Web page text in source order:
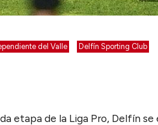
del Valle Delfín Sporting Club
etapa de la Liga Pro, Delfín